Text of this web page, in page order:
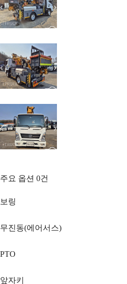
주요 옵션 0건
보링
무진동(에어서스)
PTO
앞자키